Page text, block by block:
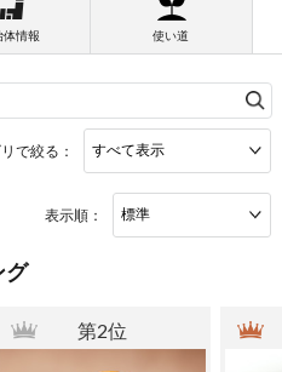
体情報 使い道
で絞る：
表示順：
グ
第2位